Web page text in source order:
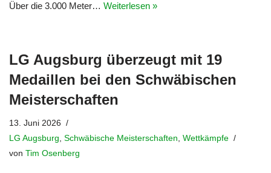
Über die 3.000 Meter… Weiterlesen »
LG Augsburg überzeugt mit 19
Medaillen bei den Schwäbischen
Meisterschaften
13. Juni 2026
LG Augsburg Schwäbische Meisterschaften Wettkämpfe
von Tim Osenberg